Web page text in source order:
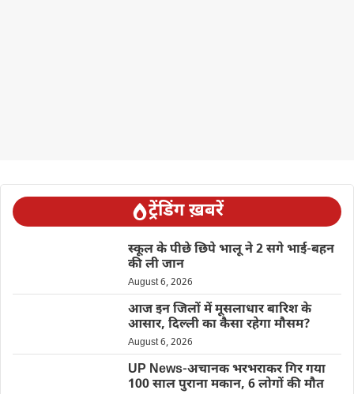
ट्रेंडिंग ख़बरें
स्कूल के पीछे छिपे भालू ने 2 सगे भाई-बहन
की ली जान
August 6, 2026
आज इन जिलों में मूसलाधार बारिश के
आसार, दिल्ली का कैसा रहेगा मौसम?
August 6, 2026
UP News-अचानक भरभराकर गिर गया
100 साल पुराना मकान, 6 लोगों की मौत